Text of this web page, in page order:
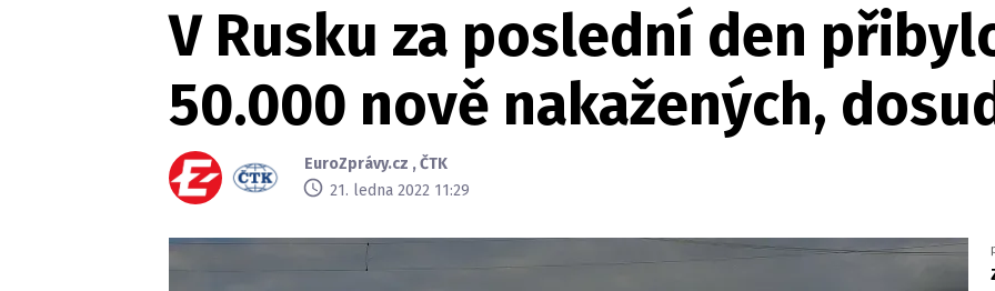
V Rusku za poslední den
50.000 nově nakažených,
EuroZprávy.cz ,ČTK
21. ledna 2022 11:29